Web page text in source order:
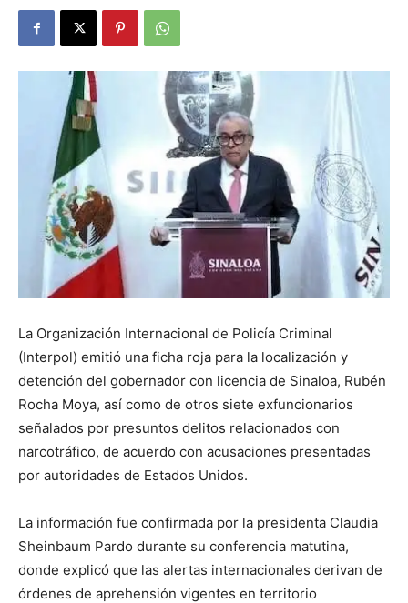
La Organización Internacional de Policía Criminal
(Interpol) emitió una ficha roja para la localización y
detención del gobernador con licencia de Sinaloa, Rubén
Rocha Moya, así como de otros siete exfuncionarios
señalados por presuntos delitos relacionados con
narcotráfico, de acuerdo con acusaciones presentadas
por autoridades de Estados Unidos.
La información fue confirmada por la presidenta Claudia
Sheinbaum Pardo durante su conferencia matutina,
donde explicó que las alertas internacionales derivan de
órdenes de aprehensión vigentes en territorio